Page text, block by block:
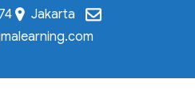
Jakarta